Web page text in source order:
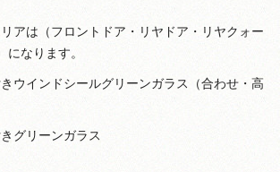
アは（フロントドア・リヤドア・リヤクォー
になります。
ウインドシールグリーンガラス（合わせ・高
グリーンガラス